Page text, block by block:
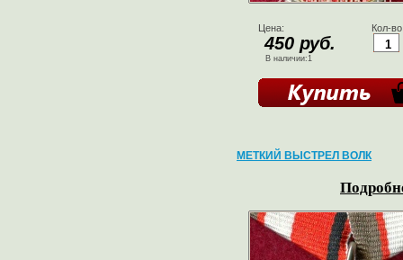
Цена:
450 руб.
В наличии:1
Кол-
МЕТКИЙ ВЫСТРЕЛ ВОЛК